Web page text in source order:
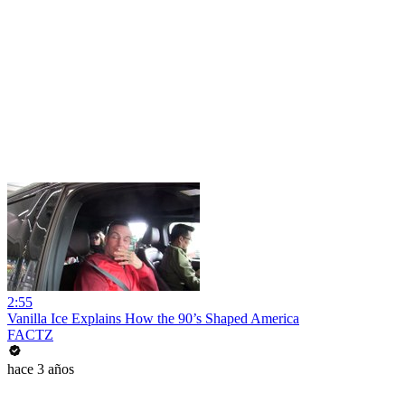
2:55
Vanilla Ice Explains How the 90’s Shaped America
FACTZ
hace 3 años